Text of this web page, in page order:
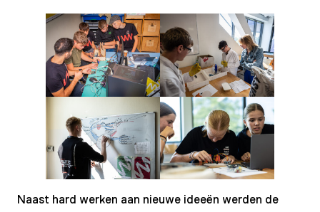
Naast hard werken aan nieuwe ideeën werden de